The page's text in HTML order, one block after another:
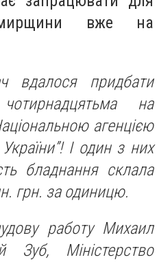
вже на
вдалося придбати
на
агенцією
України”! І один з них
бладнання склала
грн. за одиницю.
работу Михаил
Зуб, Міністерство